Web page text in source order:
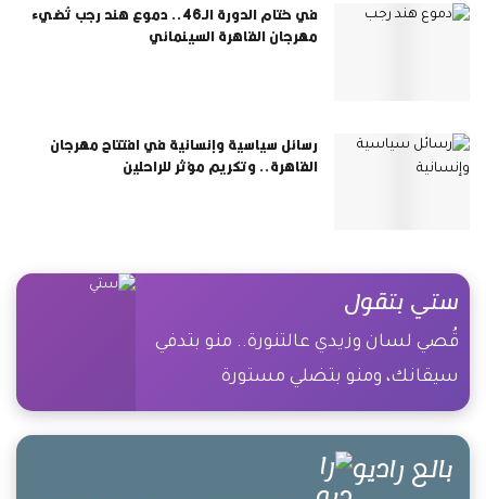
في ختام الدورة الـ46.. دموع هند رجب تُضيء
مهرجان القاهرة السينمائي
رسائل سياسية وإنسانية في افتتاح مهرجان
القاهرة.. وتكريم مؤثر للراحلين
ستي بتقول
قُصي لسان وزيدي عالتنورة.. منو بتدفي
سيقانك، ومنو بتضلي مستورة
بالع راديو